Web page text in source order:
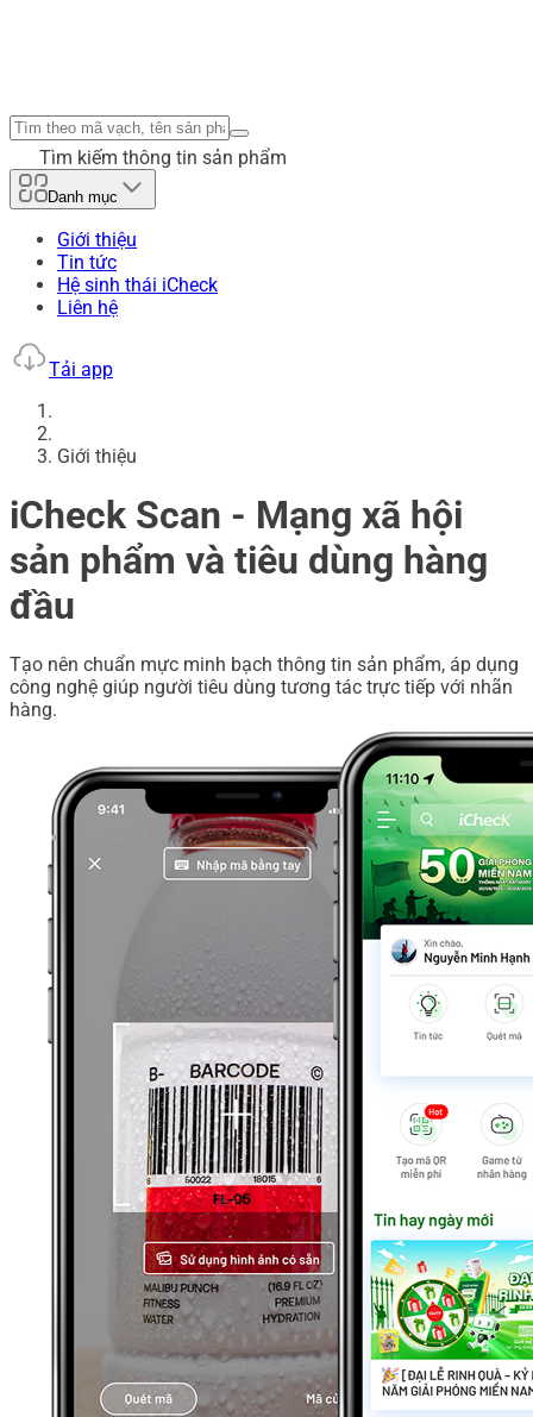
Tìm kiếm thông tin sản phẩm
Danh mục
Giới thiệu
Tin tức
Hệ sinh thái iCheck
Liên hệ
Tải app
Giới thiệu
iCheck Scan - Mạng xã hội
sản phẩm và tiêu dùng hàng
đầu
Tạo nên chuẩn mực minh bạch thông tin sản phẩm, áp dụng
công nghệ giúp người tiêu dùng tương tác trực tiếp với nhãn
hàng.